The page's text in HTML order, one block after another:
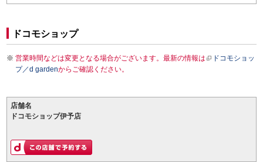
ドコモショップ
営業時間などは変更となる場合がございます。最新の情報は
ドコモショッ
プ／d gardenからご確認ください。
店舗名
ドコモショップ伊予店